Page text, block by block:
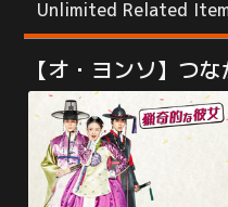
Unlimited Related
【オ・ヨンソ】つ